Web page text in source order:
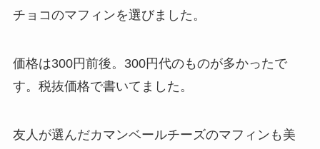
チョコのマフィンを選びました。
価格は300円前後。300円代のものが多かったで
す。税抜価格で書いてました。
友人が選んだカマンベールチーズのマフィンも美